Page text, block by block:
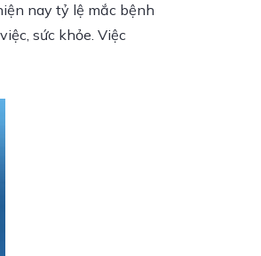
nay tỷ lệ mắc bệnh
sức khỏe. Việc